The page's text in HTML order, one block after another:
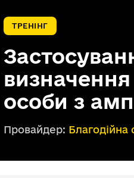
ТРЕНІНГ
особи з
Провайдер: Благодійна